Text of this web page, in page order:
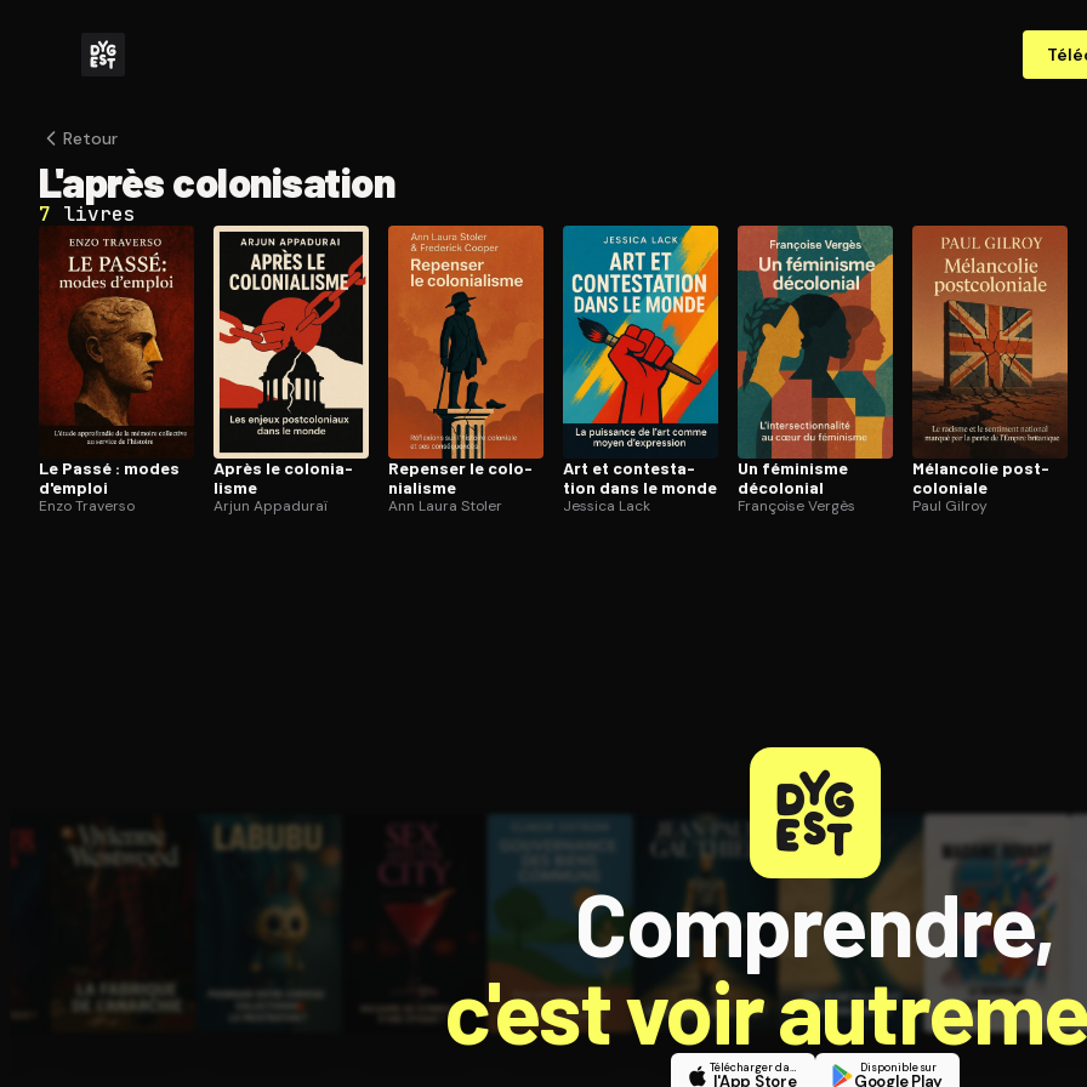
Retour
L'après co­lo­ni­sa­tion
7 livres
Le Passé : modes
d'emploi
Enzo Traverso
Après le co­lo­nia­
lisme
Arjun Appaduraï
Repenser le co­lo­
nia­lisme
Ann Laura Stoler
Art et contes­ta­
tion dans le monde
Jessica Lack
Un féminisme
décolonial
Françoise Vergès
Mélancolie post­
co­lo­niale
Paul Gilroy
Comprendre,
c'est voir
Télécharger dans
l'App Store
Disponible sur
Google Play